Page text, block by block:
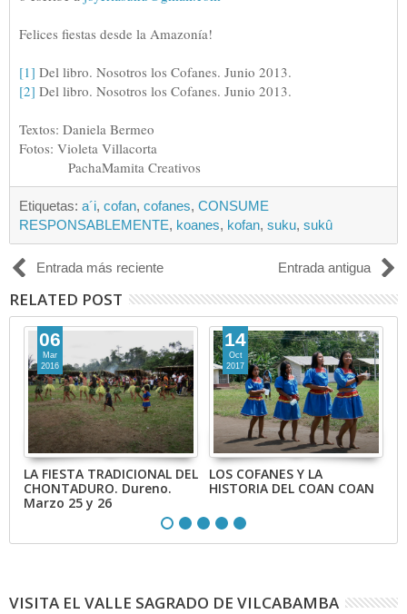
Felices fiestas desde la Amazonía!
[1] Del libro. Nosotros los Cofanes. Junio 2013.
[2] Del libro. Nosotros los Cofanes. Junio 2013.
Textos: Daniela Bermeo
Fotos: Violeta Villacorta
PachaMamita Creativos
Etiquetas: a´i, cofan, cofanes, CONSUME
RESPONSABLEMENTE, koanes, kofan, suku, sukû
Entrada más reciente Entrada antigua
RELATED POST
06
Mar
2016
LA FIESTA TRADICIONAL DEL
CHONTADURO. Dureno.
Marzo 25 y 26
14
Oct
2017
LOS COFANES Y LA
HISTORIA DEL COAN COAN
VISITA EL VALLE SAGRADO DE VILCABAMBA